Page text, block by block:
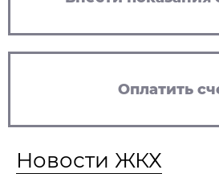
Оплатить
Новости ЖКХ